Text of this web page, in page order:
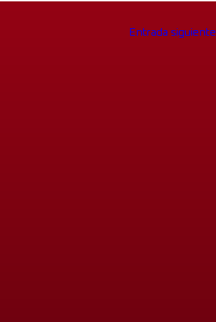
Entrada siguiente